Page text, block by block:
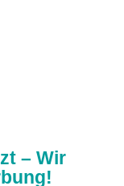
– Wir